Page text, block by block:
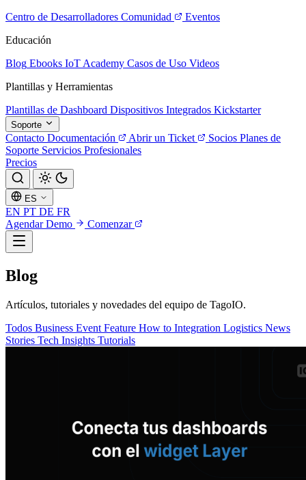
Centro de Desarrolladores Comunidad
Eventos
Educación
Blog Ebooks IoT Academy Casos de Uso Videos
Plantillas y Herramientas
Plantillas de Dashboard Dispositivos Integrados Kickstarter
Soporte
Contacto Documentación Abrir un Ticket Socios Planes de
Soporte Servicios Profesionales
Precios
ES
EN PT DE FR
Agendar Demo
Comenzar
Blog
Artículos, tutoriales y novedades del equipo de TagoIO.
Todos Business Event Feature How to Integration Logistics News
Stories Tech Insights Tutorials